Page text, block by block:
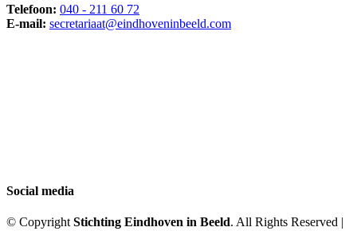
Telefoon: 040 - 211 60 72
E-mail: secretariaat@eindhoveninbeeld.com
Social media
© Copyright Stichting Eindhoven in Beeld. All Rights Reserved |